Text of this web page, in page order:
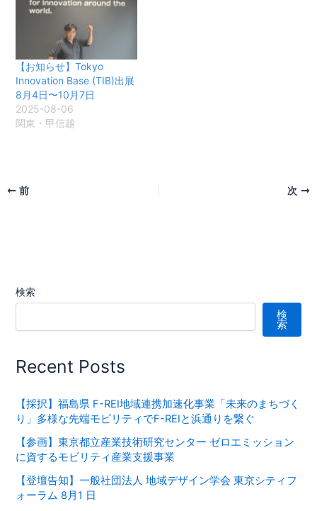
【お知らせ】Tokyo
Innovation Base (TIB)出展
8月4日〜10月7日
2025-08-06
関東・甲信越
前 次
検索
検
索
Recent Posts
【採択】福島県 F-REI地域連携加速化事業「未来のまちづく
り」多様な先端モビリティでF-REIと浜通りを繋ぐ
【参画】東京都立産業技術研究センター ゼロエミッション
に資するモビリティ産業支援事業
【登壇告知】一般社団法人 地域デザイン学会 東京シティフ
ォーラム 8月1 日